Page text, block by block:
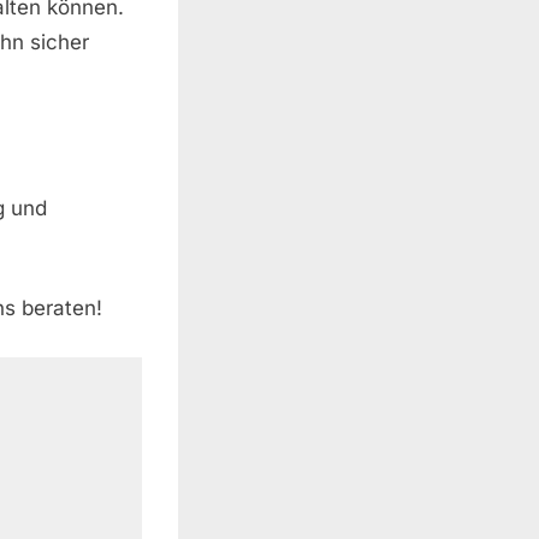
können.
sicher
und
beraten!